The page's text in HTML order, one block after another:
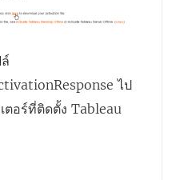
า
ห
ม่
ไป
ตอร์ที่ติดตั้ง Tableau